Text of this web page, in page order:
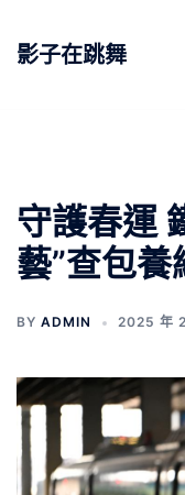
影子在跳舞
守護春運
藝”查包養
BY ADMIN 2025 年